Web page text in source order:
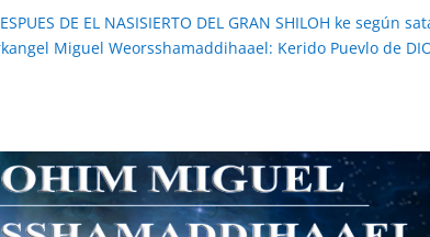
DE EL NASISIERTO DEL GRAN SHILOH ke según
Miguel Weorsshamaddihaael: Kerido Puevlo de